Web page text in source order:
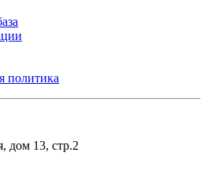
политика
дом 13, стр.2